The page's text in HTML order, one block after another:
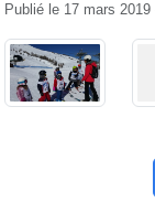
Publié le 17 mars 2019